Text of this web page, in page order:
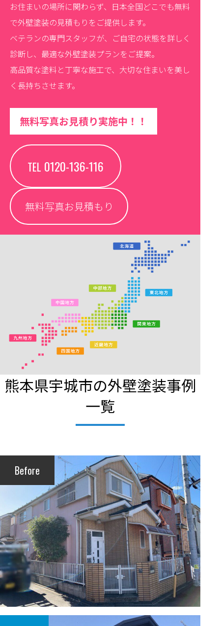
お住まいの場所に関わらず、日本全国どこでも無料
で外壁塗装の見積もりをご提供します。
ベテランの専門スタッフが、ご自宅の状態を詳しく
診断し、最適な外壁塗装プランをご提案。
高品質な塗料と丁寧な施工で、大切な住まいを美し
く長持ちさせます。
無料写真お見積り実施中！！
TEL 0120-136-116
無料写真お見積もり
熊本県宇城市の外壁塗装事例
一覧
Before